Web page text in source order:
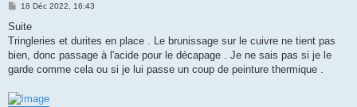
M
s
a
g
18 Déc 2022, 16:43
Suite
Tringleries et durites en place . Le brunissage sur le cuivre ne tient pas
bien, donc passage à l'acide pour le décapage . Je ne sais pas si je le
garde comme cela ou si je lui passe un coup de peinture thermique .